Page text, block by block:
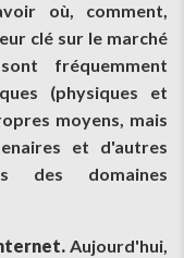
où, comment,
clé sur le marché
fréquemment
(physiques et
moyens, mais
et d'autres
des domaines
Aujourd'hui,